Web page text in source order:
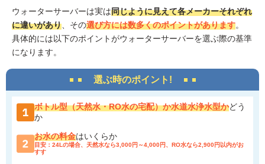
ウォーターサーバーは実は同じように見えて各メーカーそれぞれ
に違いがあり、その選び方には数多くのポイントがあります。
具体的には以下のポイントがウォーターサーバーを選ぶ際の基準
になります。
選ぶ時のポイント!
ボトル型（天然水・RO水の宅配）か水道水浄水型かどう
か
お水の料金はいくらか
目安：24Lの場合、天然水なら3,000円～4,000円、RO水なら2,900円以内がお
すす